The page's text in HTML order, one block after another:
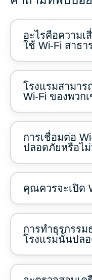
อะไรคือความ
ใช้ Wi-Fi สาธ
โรงแรมสามา
Wi-Fi ของพวก
การเชื่อมต่อ
ปลอดภัยหรือไ
คุณควรจะเปิด
การทำธุรกรรม
โรงแรมนั้นปล